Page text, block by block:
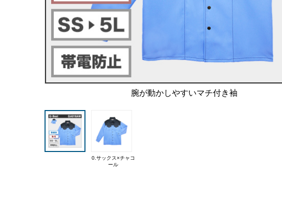
腕が動かしやすいマチ付き袖
0.サックス×チャコ
ール